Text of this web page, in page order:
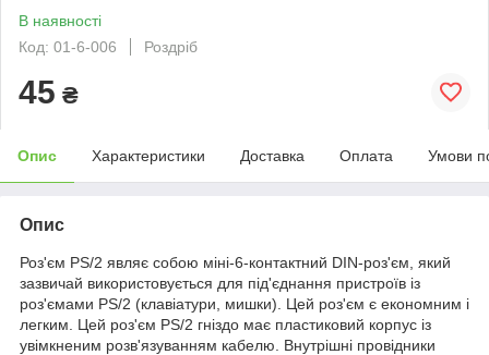
В наявності
Код: 01-6-006
Роздріб
45 ₴
Опис Характеристики Доставка Оплата Умови
Опис
Роз'єм PS/2 являє собою міні-6-контактний DIN-роз'єм, який
зазвичай використовується для під'єднання пристроїв із
роз'ємами PS/2 (клавіатури, мишки). Цей роз'єм є економним і
легким.
Цей роз'єм PS/2 гніздо має пластиковий корпус із
увімкненим розв'язуванням кабелю. Внутрішні провідники